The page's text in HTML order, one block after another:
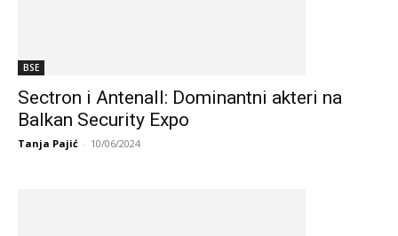
BSE
Sectron i Antenall: Dominantni akteri na
Balkan Security Expo
Tanja Pajić - 10/06/2024